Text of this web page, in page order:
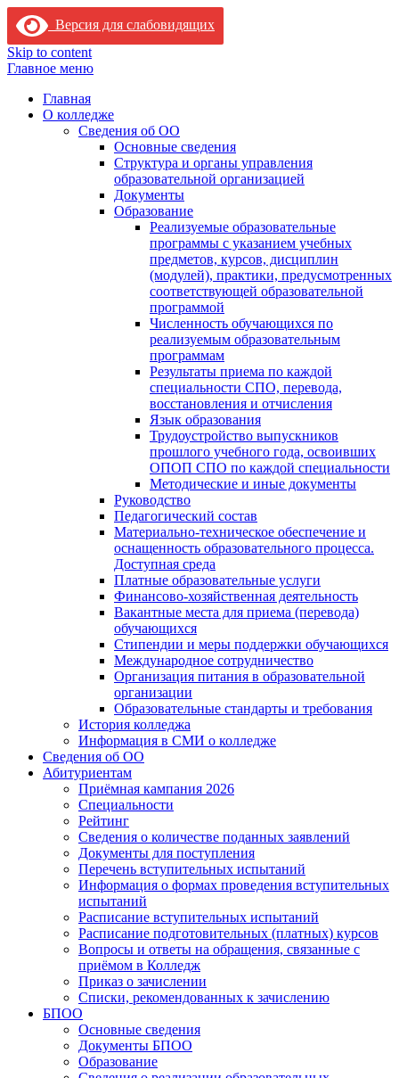
Версия для слабовидящих
Skip to content
Главное меню
Главная
О колледже
Сведения об ОО
Основные сведения
Структура и органы управления
образовательной организацией
Документы
Образование
Реализуемые образовательные
программы с указанием учебных
предметов, курсов, дисциплин
(модулей), практики, предусмотренных
соответствующей образовательной
программой
Численность обучающихся по
реализуемым образовательным
программам
Результаты приема по каждой
специальности СПО, перевода,
восстановления и отчисления
Язык образования
Трудоустройство выпускников
прошлого учебного года, освоивших
ОПОП СПО по каждой специальности
Методические и иные документы
Руководство
Педагогический состав
Материально-техническое обеспечение и
оснащенность образовательного процесса.
Доступная среда
Платные образовательные услуги
Финансово-хозяйственная деятельность
Вакантные места для приема (перевода)
обучающихся
Стипендии и меры поддержки обучающихся
Международное сотрудничество
Организация питания в образовательной
организации
Образовательные стандарты и требования
История колледжа
Информация в СМИ о колледже
Сведения об ОО
Абитуриентам
Приёмная кампания 2026
Специальности
Рейтинг
Сведения о количестве поданных заявлений
Документы для поступления
Перечень вступительных испытаний
Информация о формах проведения вступительных
испытаний
Расписание вступительных испытаний
Расписание подготовительных (платных) курсов
Вопросы и ответы на обращения, связанные с
приёмом в Колледж
Приказ о зачислении
Списки, рекомендованных к зачислению
БПОО
Основные сведения
Документы БПОО
Образование